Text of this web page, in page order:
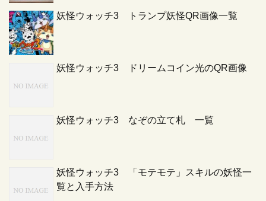
妖怪ウォッチ3 トランプ妖怪QR画像一覧
妖怪ウォッチ3 ドリームコイン光のQR画像
妖怪ウォッチ3 なぞの立て札 一覧
妖怪ウォッチ3 「モテモテ」スキルの妖怪一
覧と入手方法